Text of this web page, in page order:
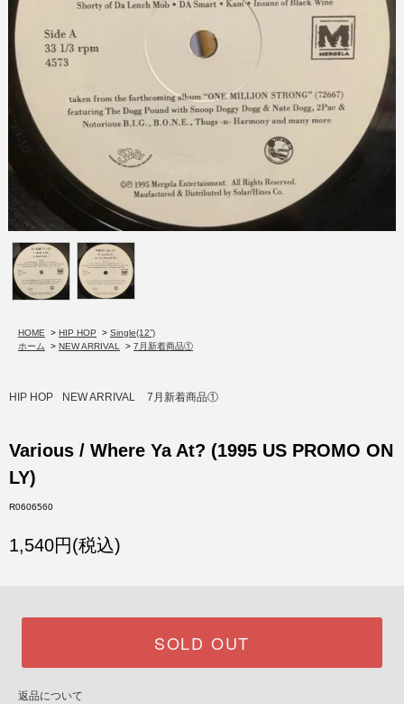
HOME > HIP HOP > Single(12”)
ホーム
> NEW ARRIVAL > 7月新着商品①
HIP HOP NEW ARRIVAL 7月新着商品①
Various / Where Ya At? (1995 US PROMO ON
LY)
R0606560
1,540円(税込)
SOLD OUT
返品について